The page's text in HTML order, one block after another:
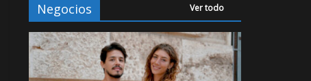
Negocios Ver todo